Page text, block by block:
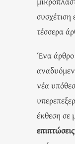
συσχέτιση
τέσσερα
Ένα άρθρο
νέα
έκθεση σε